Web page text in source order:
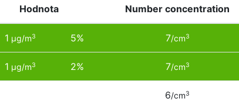
Hodnota Number concentration
1 µg/m3 5% 7/cm3
1 µg/m3 2% 7/cm3
6/cm3